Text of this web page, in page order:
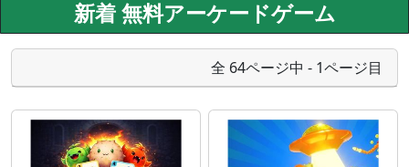
新着 無料アーケードゲーム
全 64ページ中 - 1ページ目